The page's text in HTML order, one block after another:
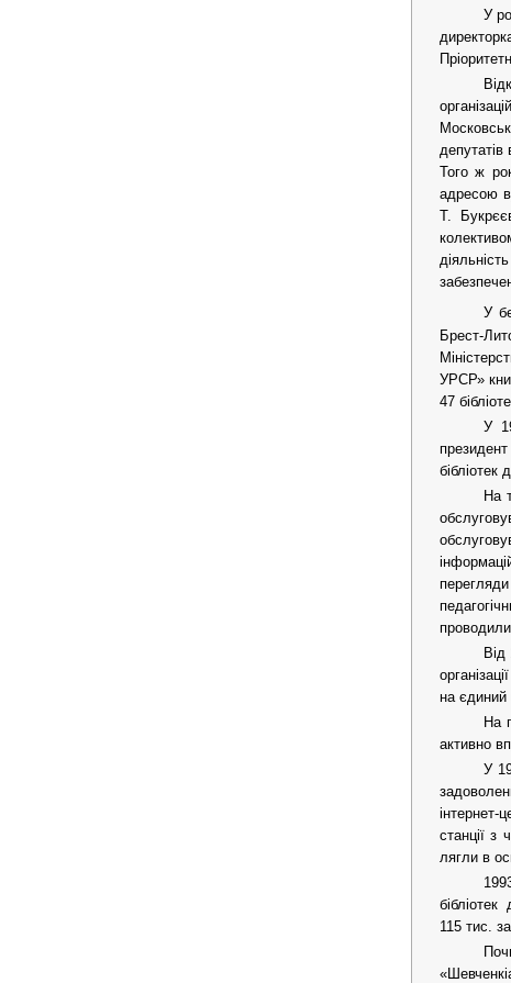
У
Того ж
адресою
Т.
У
Брест-
УРСР»
47
У
бібліотек
На
Від
на
На
активно
У
інтернет-
станції з
лягли в
115 тис.